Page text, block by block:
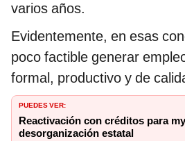
varios años.
Evidentemente, en esas
poco factible generar
formal, productivo y de
PUEDES VER:
Reactivación con créditos para
desorganización estatal